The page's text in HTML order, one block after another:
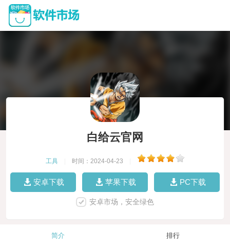
白给云官网
工具 时间：2024-04-23
安卓下载 苹果下载 PC下载
安卓市场，安全绿色
简介 排行